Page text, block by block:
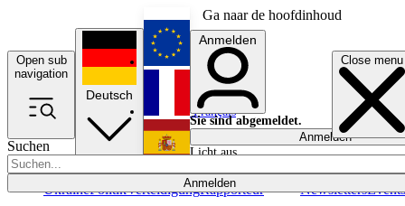
Ga naar de hoofdinhoud
Open sub
navigation
Close menu
Suchen
Anmelden
UkrainePolitikVerteidigungRapporteur NewslettersEvents
Deutsch
English
Français
Anmelden
Sie sind abgemeldet.
Anmelden
Licht aus